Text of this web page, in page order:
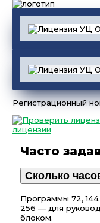
Регистрационный
лицензии
Часто
Сколько
Программы 72,
256 — для
блоком.